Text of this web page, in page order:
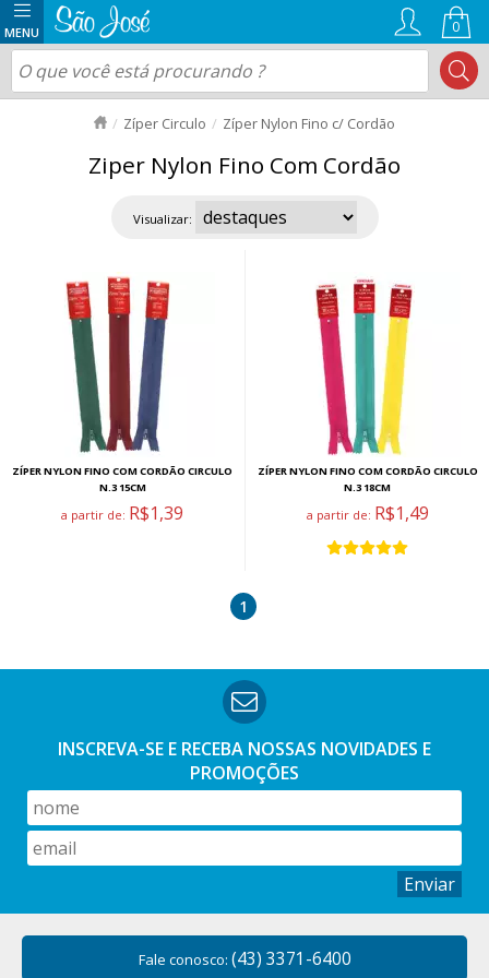
0
Zíper Circulo Zíper Nylon Fino c/ Cordão
Ziper Nylon Fino Com Cordão
Visualizar:
ZÍPER NYLON FINO COM CORDÃO CIRCULO
N.3 15CM
a partir de: R$1,39
ZÍPER NYLON FINO COM CORDÃO CIRCULO
N.3 18CM
a partir de: R$1,49
1
INSCREVA-SE E RECEBA NOSSAS NOVIDADES E
PROMOÇÕES
Enviar
Fale conosco: (43) 3371-6400